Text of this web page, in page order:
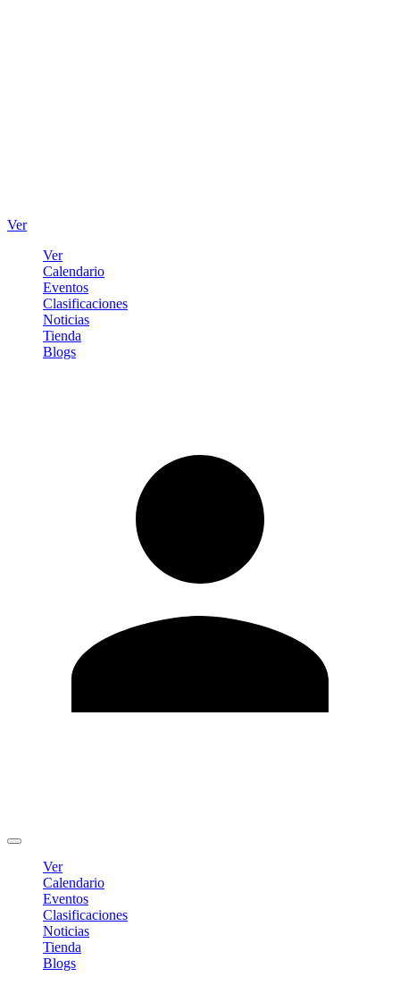
Ver
Ver
Calendario
Eventos
Clasificaciones
Noticias
Tienda
Blogs
Ver
Calendario
Eventos
Clasificaciones
Noticias
Tienda
Blogs